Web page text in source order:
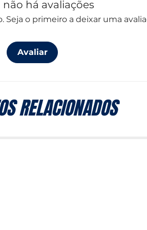
há avaliações
Seja o primeiro a deixar uma
Avaliar
RELACIONADOS